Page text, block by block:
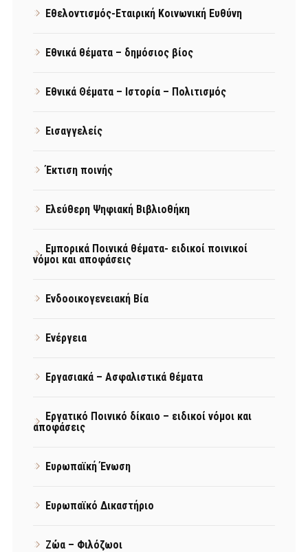
Εθελοντισμός-Εταιρική Κοινωνική Ευθύνη
Εθνικά θέματα – δημόσιος βίος
Εθνικά Θέματα – Ιστορία – Πολιτισμός
Εισαγγελείς
Έκτιση ποινής
Ελεύθερη Ψηφιακή Βιβλιοθήκη
Εμπορικά Ποινικά θέματα- ειδικοί ποινικοί
νόμοι και αποφάσεις
Ενδοοικογενειακή Βία
Ενέργεια
Εργασιακά – Ασφαλιστικά θέματα
Εργατικό Ποινικό δίκαιο – ειδικοί νόμοι και
αποφάσεις
Ευρωπαϊκή Ένωση
Ευρωπαϊκό Δικαστήριο
Ζώα – Φιλόζωοι